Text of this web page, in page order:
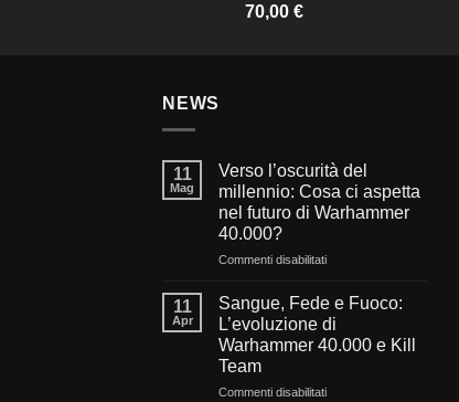
70,00 €
NEWS
11
Mag
Verso l’oscurità del
millennio: Cosa ci aspetta
nel futuro di Warhammer
40.000?
Commenti disabilitatisu
l’oscurità
del
millennio:
Cosa
aspetta
11
Apr
Sangue, Fede e Fuoco:
L’evoluzione di
Warhammer 40.000 e Kill
Team
Commenti disabilitatisu